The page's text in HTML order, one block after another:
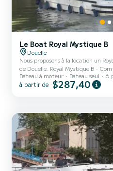
Le Boat Royal Mystique B
Douelle
Nous proposons à la location un
de Douelle. Royal Mystique B -
moteur parfaitement adapté à la
très agréable à manœuvrer pour
extraordinaires sur l'eau dans les
Bateau à moteur Bateau seul 6
à partir de $287,40